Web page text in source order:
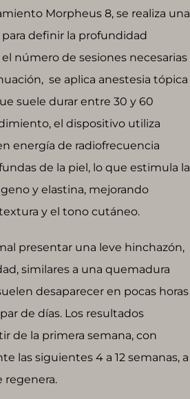
Morpheus 8, se realiza una
para definir la profundidad
número de sesiones necesarias
se aplica anestesia tópica
suele durar entre 30 y 60
el dispositivo utiliza
energía de radiofrecuencia
de la piel, lo que estimula la
y elastina, mejorando
y el tono cutáneo.
presentar una leve hinchazón,
similares a una quemadura
desaparecer en pocas horas
de días. Los resultados
de la primera semana, con
las siguientes 4 a 12 semanas, a
regenera.